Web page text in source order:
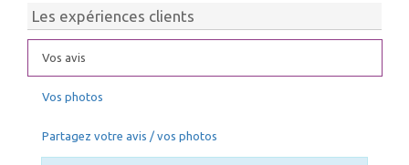
SACS DE RANGEMENT
184.00 € TTC livré
189.00 € 49.00 €
Les expériences clients
Vos avis
Vos photos
Partagez votre avis / vos photos